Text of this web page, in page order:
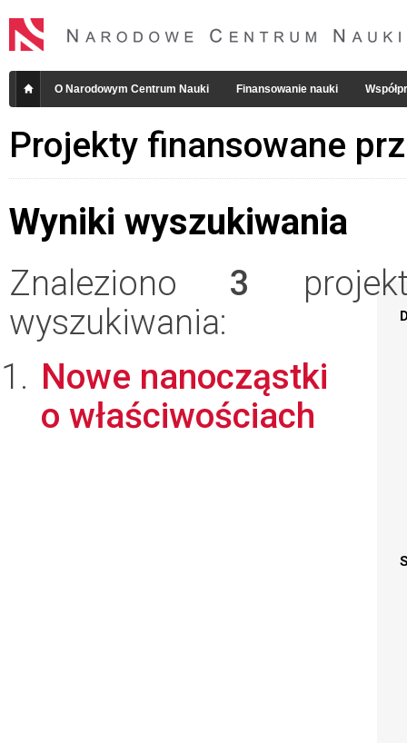
O Narodowym Centrum Nauki Finansowanie nauki
Projekty finansowane
Wyniki wyszukiwania
Znaleziono 3
wyszukiwania:
Nowe nanocząstki
o właściwościach